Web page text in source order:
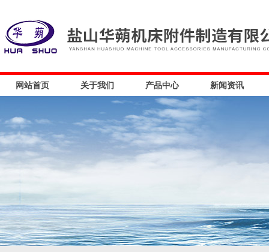
网站首页 关于我们 产品中心 新闻资讯